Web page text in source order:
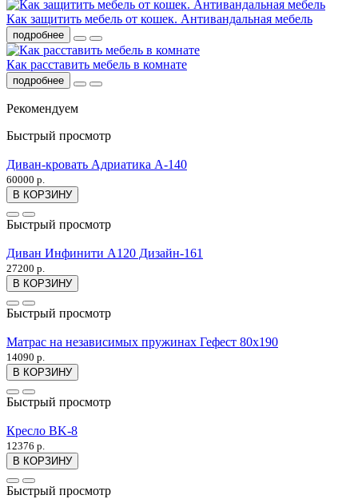
Как защитить мебель от кошек. Антивандальная мебель
подробнее
Как расставить мебель в комнате
подробнее
Рекомендуем
Быстрый просмотр
Диван-кровать Адриатика А-140
60000 р.
В КОРЗИНУ
Быстрый просмотр
Диван Инфинити А120 Дизайн-161
27200 р.
В КОРЗИНУ
Быстрый просмотр
Матрас на независимых пружинах Гефест 80x190
14090 р.
В КОРЗИНУ
Быстрый просмотр
Кресло BK-8
12376 р.
В КОРЗИНУ
Быстрый просмотр